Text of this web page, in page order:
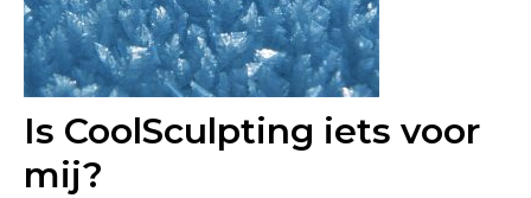
Is CoolSculpting iets voor
mij?